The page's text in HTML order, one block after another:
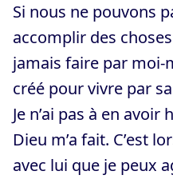
Si nous ne pouvons
accomplir des
jamais faire par moi-
créé pour vivre par
Je n’ai pas à en
Dieu m’a fait. C’est
avec lui que je peux